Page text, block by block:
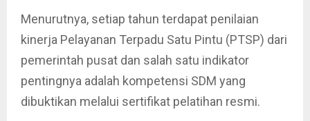
Menurutnya, setiap tahun terdapat penilaian
kinerja Pelayanan Terpadu Satu Pintu (PTSP) dari
pemerintah pusat dan salah satu indikator
pentingnya adalah kompetensi SDM yang
dibuktikan melalui sertifikat pelatihan resmi.